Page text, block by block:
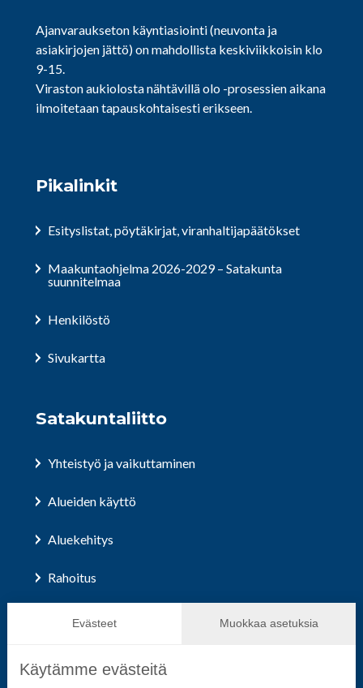
Evästeet Muokkaa asetuksia
Käytämme evästeitä
Ajanvaraukseton käyntiasiointi (neuvonta ja
asiakirjojen jättö) on mahdollista keskiviikkoisin klo
9-15.
Viraston aukiolosta nähtävillä olo -prosessien aikana
ilmoitetaan tapauskohtaisesti erikseen.
Pikalinkit
Esityslistat, pöytäkirjat, viranhaltijapäätökset
Maakuntaohjelma 2026-2029 – Satakunta
suunnitelmaa
Henkilöstö
Sivukartta
Satakuntaliitto
Yhteistyö ja vaikuttaminen
Alueiden käyttö
Aluekehitys
Rahoitus
Hallinto ja päätöksenteko
Seuraa sosiaalisessa mediassa